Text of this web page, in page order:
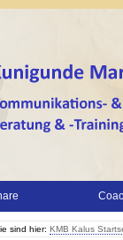
sind hier: KMB Kalus